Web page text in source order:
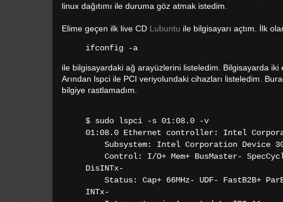
linux dağıtımı ile duruma göz atmak istedim.
Elime geçen ilk live CD Lubuntu ile bilgisayarı açtım. İlk
ifconfig -a
ile bilgisayardaki ağ arayüzlerini listeledim. Bilgisayarda iki
Arından lspci ile PCI veriyolundaki cihazları listeledim.
bilgiye rastlamadım.
$ sudo lspci -s 01:08.0 -v
01:08.0 Ethernet controller: Intel
Subsystem: Intel Corporation Device
Control: I/O+ Mem+ BusMaster-
DisINTx-
Status: Cap+ 66MHz- UDF- FastB2B+
INTx-